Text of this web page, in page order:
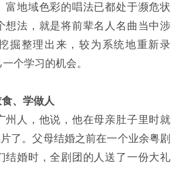
富地域色彩的唱法已都处于濒危状
想法，就是将前辈名人名曲当中涉
掘整理出来，较为系统地重新录
个学习的机会。
、学做人
人，他说，他在母亲肚子里时就
了。父母结婚之前在一个业余粤剧
结婚时，全剧团的人送了一份大礼